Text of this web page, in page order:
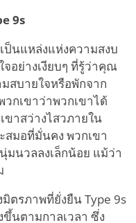
9s
ป็นแหล่งแห่งความสงบ
อย่างเงียบๆ ที่รู้ว่าคุณ
สบายใจหรือพักจาก
กเขาว่าพวกเขาได้
าสว่างไสวภายใน
มอที่มั่นคง พวกเขา
นวลลงเล็กน้อย แม้ว่า
ตรภาพที่ยั่งยืน Type 9s
นตามกาลเวลา ซึ่ง